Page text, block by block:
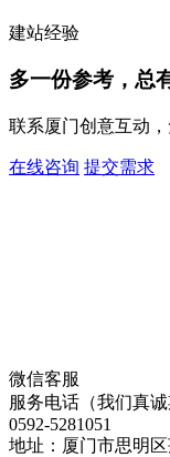
建站经验
多一份参考，总
联系厦门创意互动
在线咨询 提交需求
微信客服
服务电话（我们真诚
0592-5281051
地址：厦门市思明